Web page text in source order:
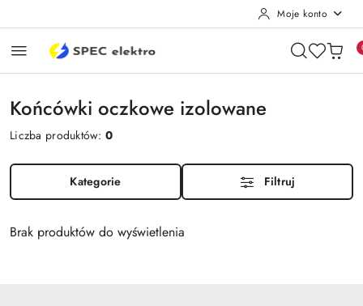
Moje konto
Końcówki oczkowe izolowane
Liczba produktów:0
Kategorie Filtruj
Brak produktów do wyświetlenia